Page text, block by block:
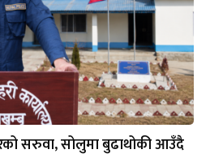
सरुवा, सोलुमा बुढाथोकी आउँदै